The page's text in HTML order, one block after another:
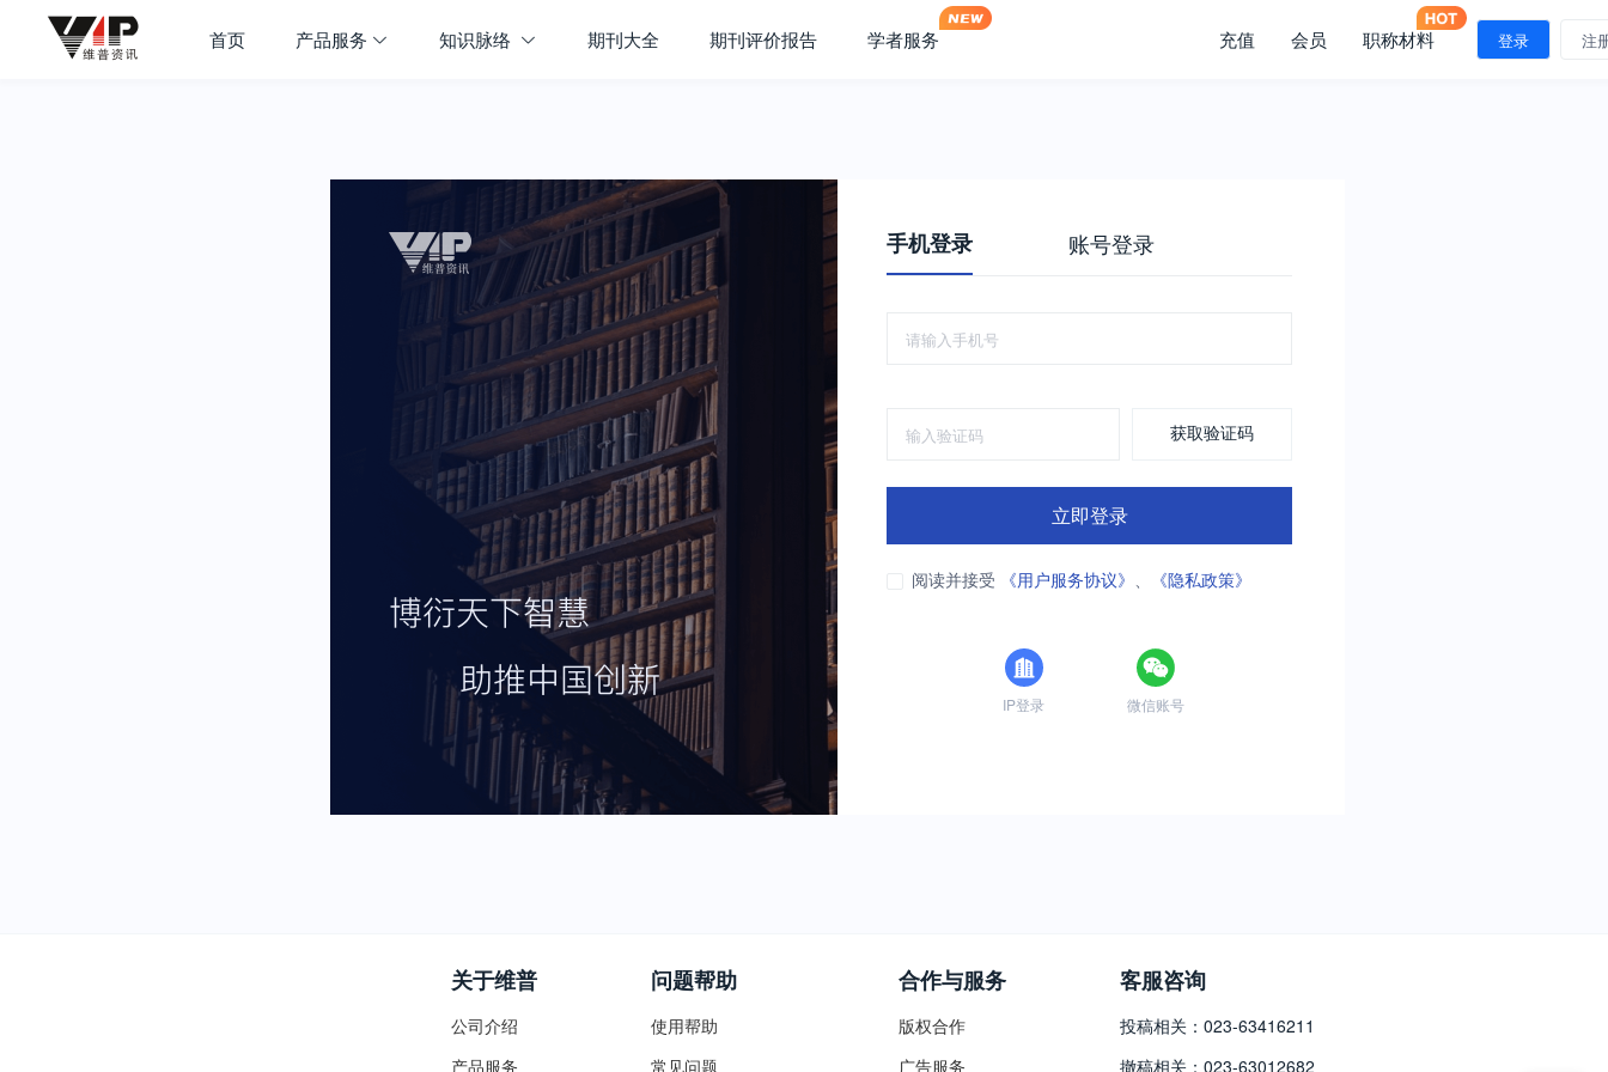
首页 产品服务 知识脉络 期刊大全 期刊评价报告 学者服务 充值 会员 职称材料 登录 注
手机登录 账号登录
获取验证码
立即登录
阅读并接受 《用户服务协议》 、 《隐私政策》
IP登录 微信账号
关于维普
公司介绍
产品服务
问题帮助
使用帮助
常见问题
合作与服务
版权合作
广告服务
客服咨询
投稿相关：023-63416211
撤稿相关：023-63012682